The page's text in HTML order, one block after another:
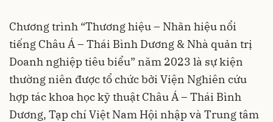
Chương trình “Thương hiệu – Nhãn hiệu nổi
tiếng Châu Á – Thái Bình Dương & Nhà quản trị
Doanh nghiệp tiêu biểu” năm 2023 là sự kiện
thường niên được tổ chức bởi Viện Nghiên cứu
hợp tác khoa học kỹ thuật Châu Á – Thái Bình
Dương, Tạp chí Việt Nam Hội nhập và Trung tâm